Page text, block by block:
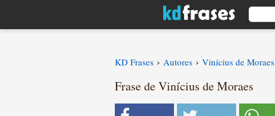
KD Frases › Autores › Vinícius de Moraes
Frase de Vinícius de Moraes